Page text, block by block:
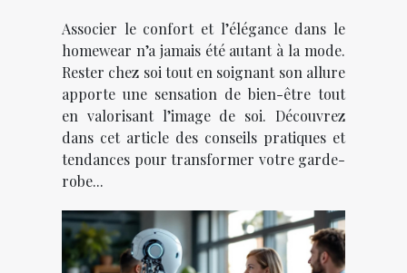
Associer le confort et l’élégance dans le
homewear n’a jamais été autant à la mode.
Rester chez soi tout en soignant son allure
apporte une sensation de bien-être tout
en valorisant l’image de soi. Découvrez
dans cet article des conseils pratiques et
tendances pour transformer votre garde-
robe...